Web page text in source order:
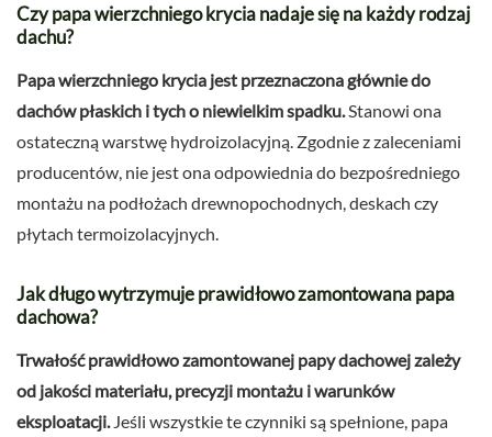
Czy papa wierzchniego krycia nadaje się na każdy rodzaj
dachu?
Papa wierzchniego krycia jest przeznaczona głównie do
dachów płaskich i tych o niewielkim spadku.Stanowi ona
ostateczną warstwę hydroizolacyjną. Zgodnie z zaleceniami
producentów, nie jest ona odpowiednia do bezpośredniego
montażu na podłożach drewnopochodnych, deskach czy
płytach termoizolacyjnych.
Jak długo wytrzymuje prawidłowo zamontowana papa
dachowa?
Trwałość prawidłowo zamontowanej papy dachowej zależy
od jakości materiału, precyzji montażu i warunków
eksploatacji.Jeśli wszystkie te czynniki są spełnione, papa